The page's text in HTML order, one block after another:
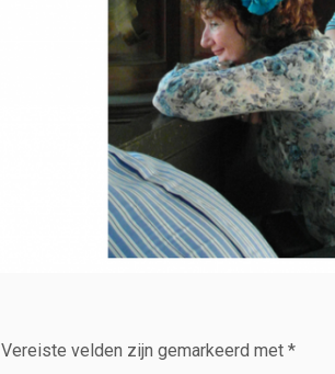
Vereiste velden zijn gemarkeerd met *